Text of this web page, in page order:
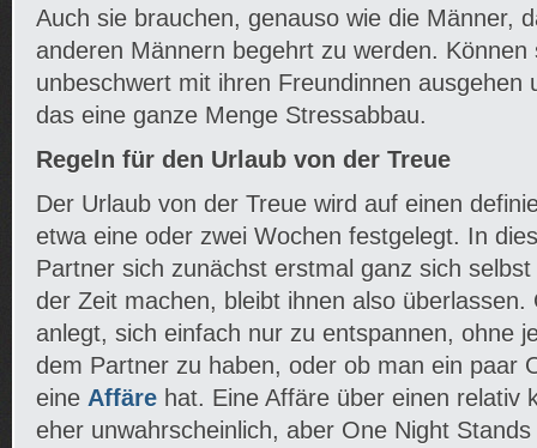
Auch sie brauchen, genauso wie die Männer,
anderen Männern begehrt zu werden. Können
unbeschwert mit ihren Freundinnen ausgehen
das eine ganze Menge Stressabbau.
Regeln für den Urlaub von der Treue
Der Urlaub von der Treue wird auf einen
etwa eine oder zwei Wochen festgelegt. In
Partner sich zunächst erstmal ganz sich
der Zeit machen, bleibt ihnen also
anlegt, sich einfach nur zu entspannen, ohne
dem Partner zu haben, oder ob man ein paar
eine Affäre hat. Eine Affäre über einen relativ
eher unwahrscheinlich, aber One Night